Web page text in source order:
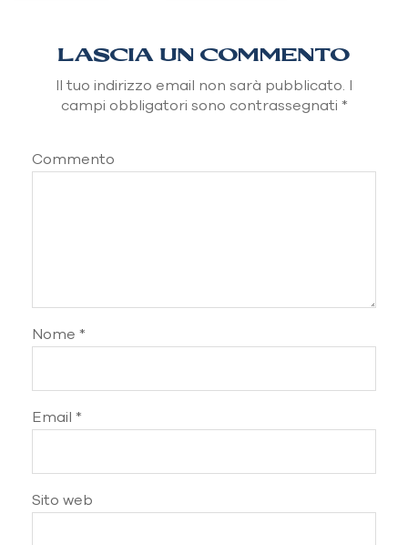
LASCIA UN COMMENTO
Il tuo indirizzo email non sarà pubblicato. I
campi obbligatori sono contrassegnati *
Commento
Nome *
Email *
Sito web